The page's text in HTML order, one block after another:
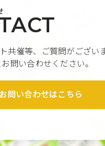
共催等、ご質問がござい
問い合わせください。
お問い合わせはこちら